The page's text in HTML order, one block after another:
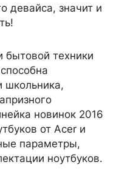
девайса, значит и
бытовой техники
школьника,
новинок 2016
от Acer и
параметры,
ноутбуков.